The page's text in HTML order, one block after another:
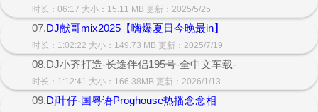
时长：06:17 大小：15.11 MB 更新：2025/5/25
07.DJ献哥mix2025【嗨爆夏日今晚最in】
时长：1:02:22 大小：149.73 MB 更新：2025/7/19
08.DJ小齐打造-长途伴侣195号-全中文车载-
时长：1:12:41 大小：166.38MB 更新：2026/1/13
09.Dj叶仔-国粤语Proghouse热播念念相